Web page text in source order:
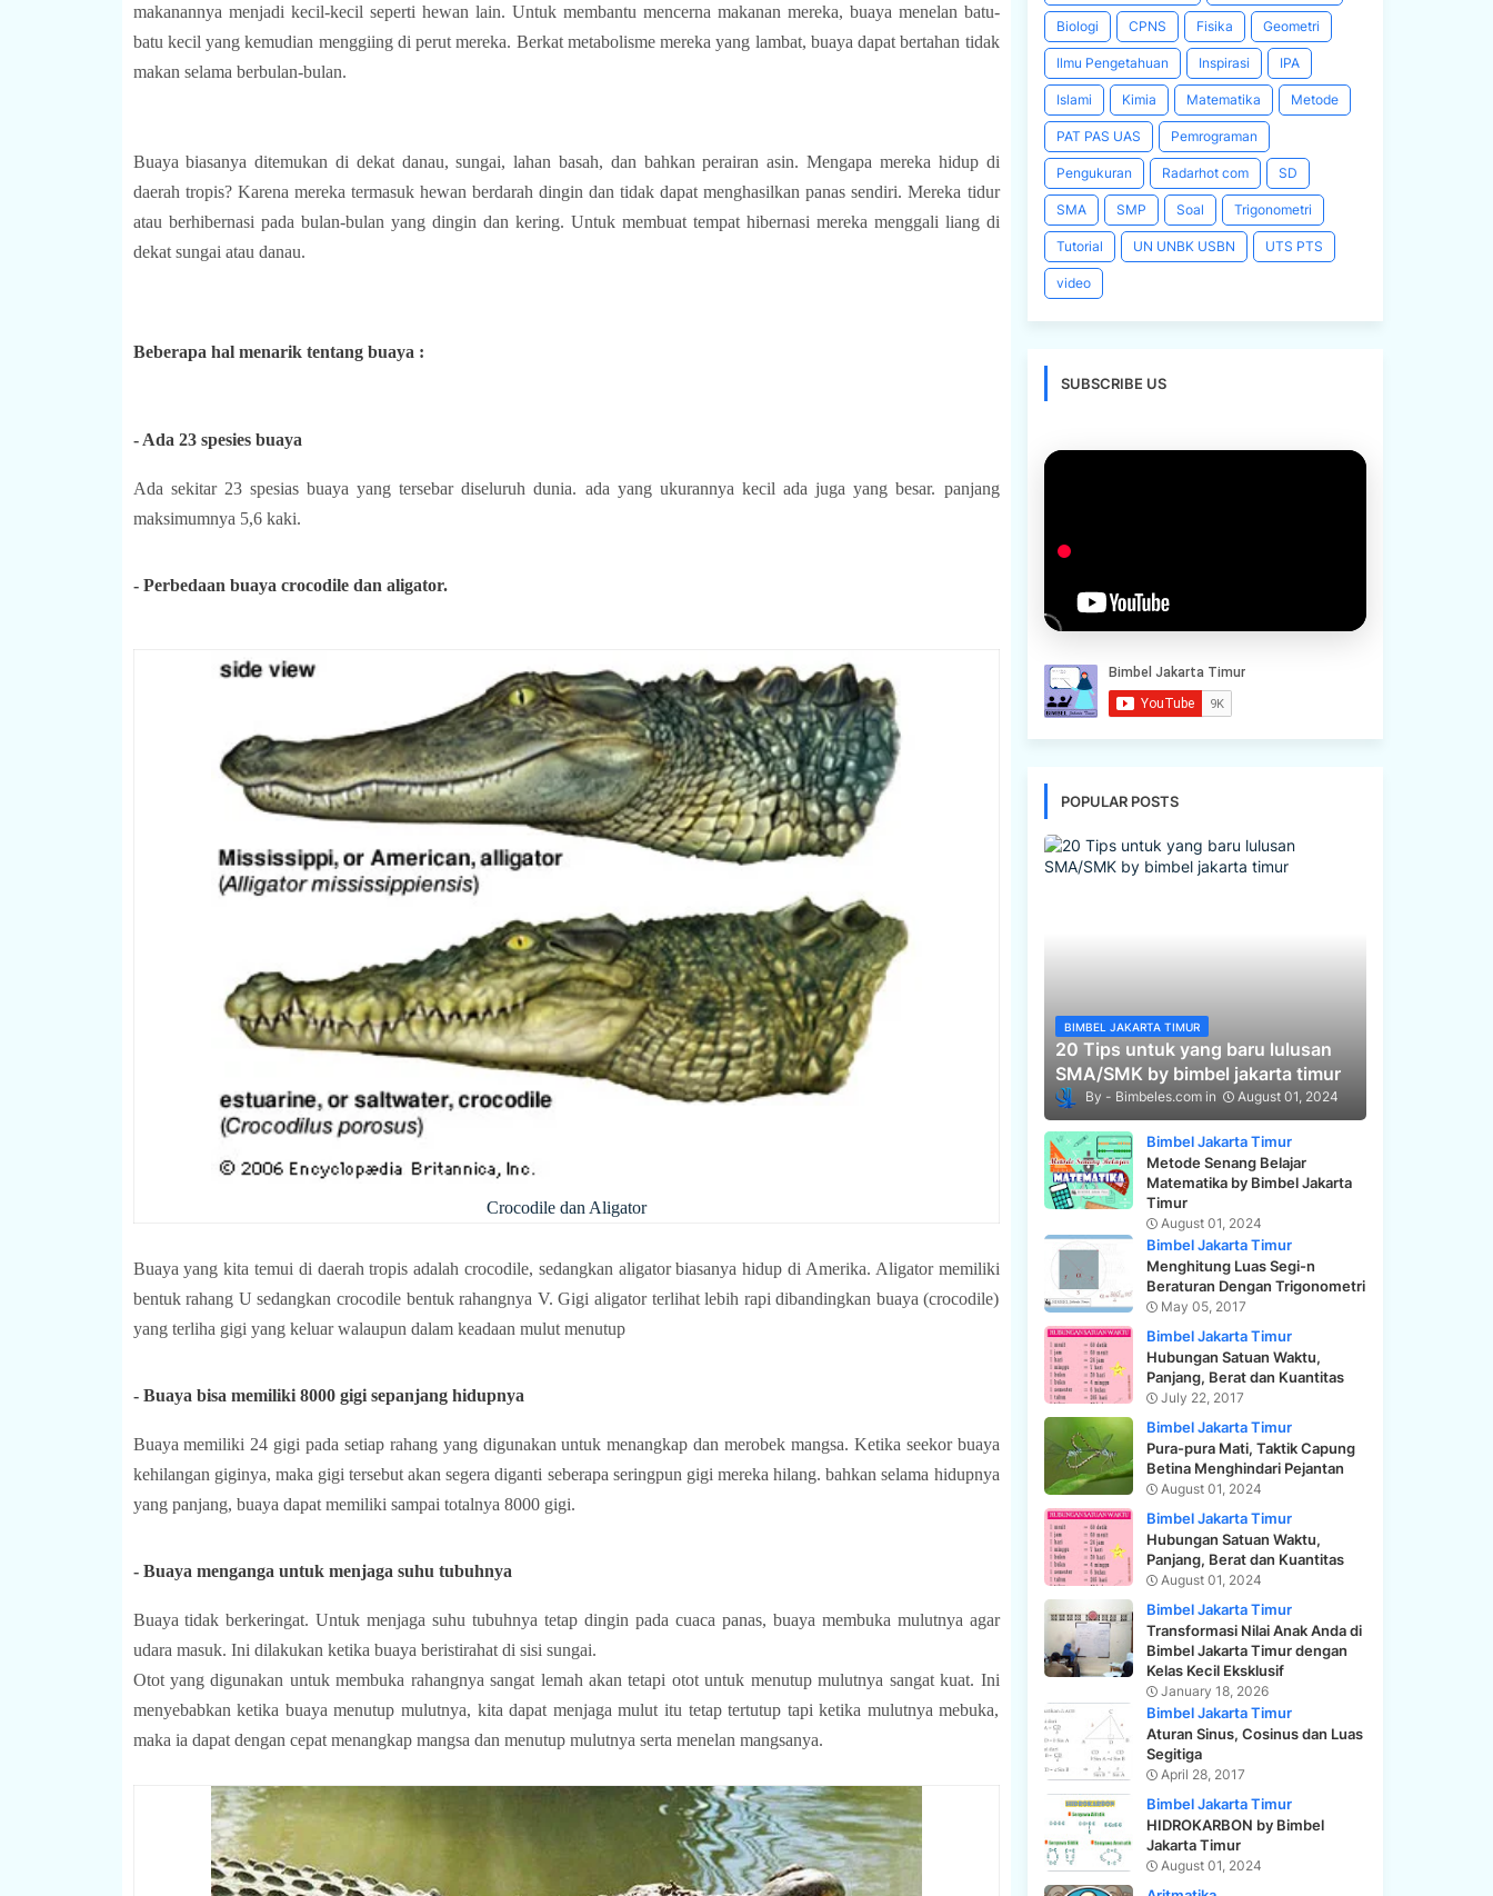
makanannya menjadi kecil-kecil seperti hewan lain. Untuk membantu mencerna makanan mereka, buaya menelan batu-
batu kecil yang kemudian menggiing di perut mereka. Berkat metabolisme mereka yang lambat, buaya dapat bertahan tidak
makan selama berbulan-bulan.
Buaya biasanya ditemukan di dekat danau, sungai, lahan basah, dan bahkan perairan asin. Mengapa mereka hidup di
daerah tropis? Karena mereka termasuk hewan berdarah dingin dan tidak dapat menghasilkan panas sendiri. Mereka tidur
atau berhibernasi pada bulan-bulan yang dingin dan kering. Untuk membuat tempat hibernasi mereka menggali liang di
dekat sungai atau danau.
Beberapa hal menarik tentang buaya :
- Ada 23 spesies buaya
Ada sekitar 23 spesias buaya yang tersebar diseluruh dunia. ada yang ukurannya kecil ada juga yang besar. panjang
maksimumnya 5,6 kaki.
- Perbedaan buaya crocodile dan aligator.
Crocodile dan Aligator
Buaya yang kita temui di daerah tropis adalah crocodile, sedangkan aligator biasanya hidup di Amerika. Aligator memiliki
bentuk rahang U sedangkan crocodile bentuk rahangnya V. Gigi aligator terlihat lebih rapi dibandingkan buaya (crocodile)
yang terliha gigi yang keluar walaupun dalam keadaan mulut menutup
- Buaya bisa memiliki 8000 gigi sepanjang hidupnya
Buaya memiliki 24 gigi pada setiap rahang yang digunakan untuk menangkap dan merobek mangsa. Ketika seekor buaya
kehilangan giginya, maka gigi tersebut akan segera diganti seberapa seringpun gigi mereka hilang. bahkan selama hidupnya
yang panjang, buaya dapat memiliki sampai totalnya 8000 gigi.
- Buaya menganga untuk menjaga suhu tubuhnya
Buaya tidak berkeringat. Untuk menjaga suhu tubuhnya tetap dingin pada cuaca panas, buaya membuka mulutnya agar
udara masuk. Ini dilakukan ketika buaya beristirahat di sisi sungai.
Otot yang digunakan untuk membuka rahangnya sangat lemah akan tetapi otot untuk menutup mulutnya sangat kuat. Ini
menyebabkan ketika buaya menutup mulutnya, kita dapat menjaga mulut itu tetap tertutup tapi ketika mulutnya mebuka,
maka ia dapat dengan cepat menangkap mangsa dan menutup mulutnya serta menelan mangsanya.
Biologi CPNS Fisika Geometri
Ilmu Pengetahuan Inspirasi IPA
Islami Kimia Matematika Metode
PAT PAS UAS Pemrograman
Pengukuran Radarhot com SD
SMA SMP Soal Trigonometri
Tutorial UN UNBK USBN UTS PTS
video
SUBSCRIBE US
POPULAR POSTS
BIMBEL JAKARTA TIMUR
20 Tips untuk yang baru lulusan
SMA/SMK by bimbel jakarta timur
Bimbeles.com August 01, 2024
Bimbel Jakarta Timur
Metode Senang Belajar
Matematika by Bimbel Jakarta
Timur
August 01, 2024
Bimbel Jakarta Timur
Menghitung Luas Segi-n
Beraturan Dengan Trigonometri
May 05, 2017
Bimbel Jakarta Timur
Hubungan Satuan Waktu,
Panjang, Berat dan Kuantitas
July 22, 2017
Bimbel Jakarta Timur
Pura-pura Mati, Taktik Capung
Betina Menghindari Pejantan
August 01, 2024
Bimbel Jakarta Timur
Hubungan Satuan Waktu,
Panjang, Berat dan Kuantitas
August 01, 2024
Bimbel Jakarta Timur
Transformasi Nilai Anak Anda di
Bimbel Jakarta Timur dengan
Kelas Kecil Eksklusif
January 18, 2026
Bimbel Jakarta Timur
Aturan Sinus, Cosinus dan Luas
Segitiga
April 28, 2017
Bimbel Jakarta Timur
HIDROKARBON by Bimbel
Jakarta Timur
August 01, 2024